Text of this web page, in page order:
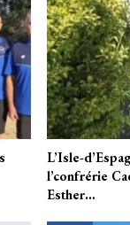
L’Isle-
l’confrérie
Esther…